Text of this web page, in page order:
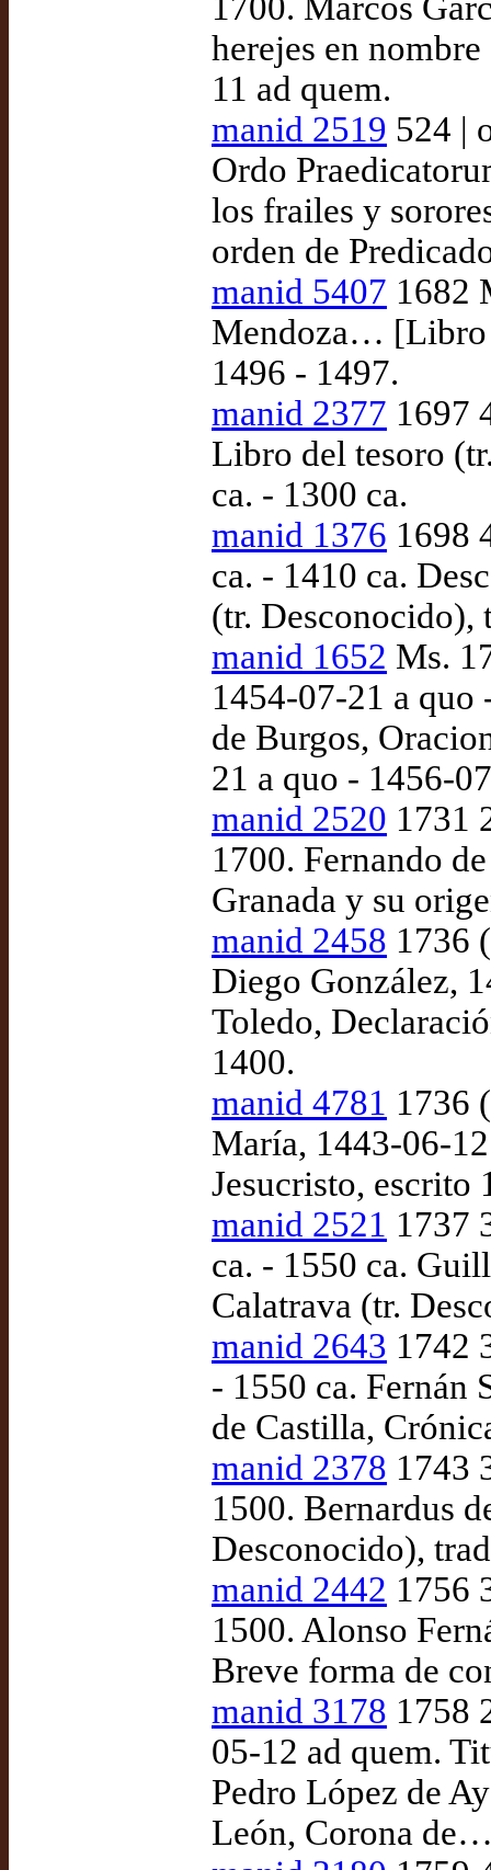
herejes en
11 ad quem.
manid 2519 524 |
Ordo
los frailes y
orden de
manid 5407 1682
Mendoza… [Libro
1496 - 1497.
manid 2377 1697
Libro del tesoro
ca. - 1300 ca.
manid 1376 1698
ca. - 1410 ca.
(tr. Desconocido),
manid 1652 Ms.
1454-07-21 a quo
de Burgos,
21 a quo - 1456-
manid 2520 1731
1700. Fernando
Granada y su
manid 2458 1736
Diego González,
Toledo,
1400.
manid 4781 1736
María, 1443-06-
Jesucristo, escrito
manid 2521 1737
ca. - 1550 ca.
Calatrava (tr.
manid 2643 1742
- 1550 ca. Fernán
de Castilla,
manid 2378 1743
1500. Bernardus
Desconocido),
manid 2442 1756
1500. Alonso
Breve forma de
manid 3178 1758
05-12 ad quem.
Pedro López de
León, Corona